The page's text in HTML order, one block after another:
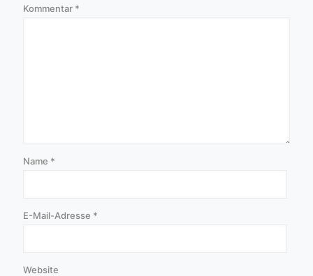
Kommentar *
Name *
E-Mail-Adresse *
Website